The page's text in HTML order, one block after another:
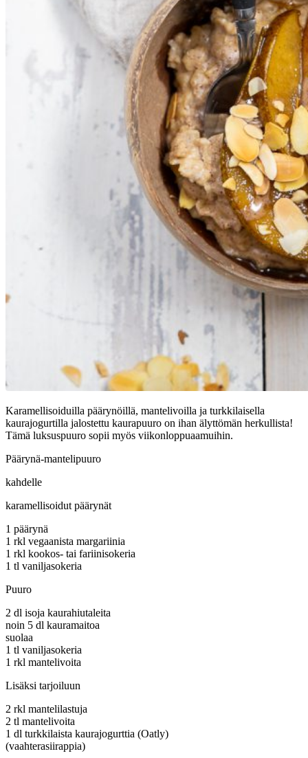
Karamellisoiduilla päärynöillä, mantelivoilla ja turkkilaisella
kaurajogurtilla jalostettu kaurapuuro on ihan älyttömän herkullista!
Tämä luksuspuuro sopii myös viikonloppuaamuihin.
Päärynä-mantelipuuro
kahdelle
karamellisoidut päärynät
1 päärynä
1 rkl vegaanista margariinia
1 rkl kookos- tai fariinisokeria
1 tl vaniljasokeria
Puuro
2 dl isoja kaurahiutaleita
noin 5 dl kauramaitoa
suolaa
1 tl vaniljasokeria
1 rkl mantelivoita
Lisäksi tarjoiluun
2 rkl mantelilastuja
2 tl mantelivoita
1 dl turkkilaista kaurajogurttia (Oatly)
(vaahterasiirappia)